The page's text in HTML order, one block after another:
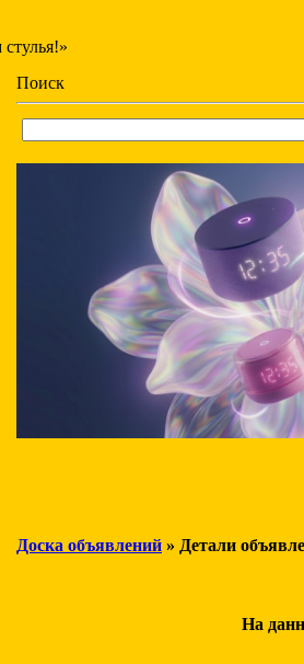
Поиск
Доска объявлений » Детали
На